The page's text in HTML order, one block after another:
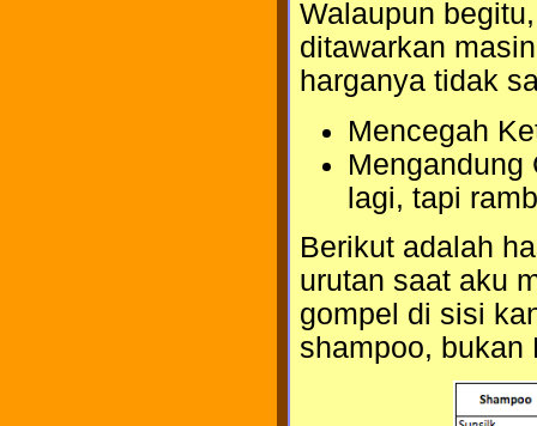
Walaupun
ditawarkan
harganya tidak
Mencegah
Mengandung
lagi, tapi
Berikut adalah
urutan saat aku
gompel di sisi
shampoo, bukan